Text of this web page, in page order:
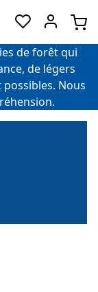
de forêt qui
de légers
Nous